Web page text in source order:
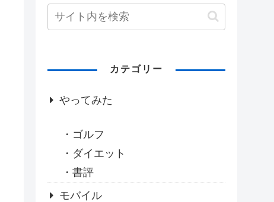
カテゴリー
やってみた
ゴルフ
ダイエット
書評
モバイル